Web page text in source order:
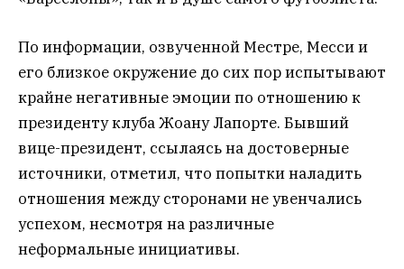
По информации, озвученной Местре, Месси и
его близкое окружение до сих пор испытывают
крайне негативные эмоции по отношению к
президенту клуба Жоану Лапорте. Бывший
вице-президент, ссылаясь на достоверные
источники, отметил, что попытки наладить
отношения между сторонами не увенчались
успехом, несмотря на различные
неформальные инициативы.